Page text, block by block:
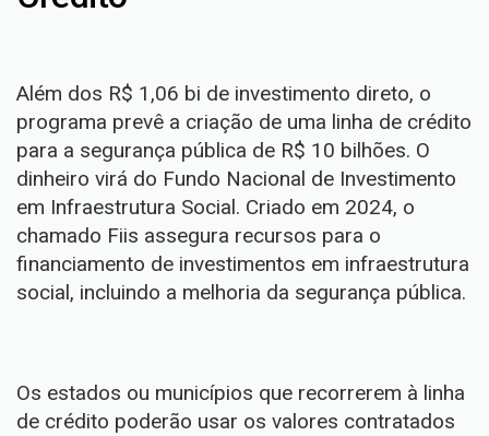
Além dos R$ 1,06 bi de investimento direto, o
programa prevê a criação de uma linha de crédito
para a segurança pública de R$ 10 bilhões. O
dinheiro virá do Fundo Nacional de Investimento
em Infraestrutura Social. Criado em 2024, o
chamado Fiis assegura recursos para o
financiamento de investimentos em infraestrutura
social, incluindo a melhoria da segurança pública.
Os estados ou municípios que recorrerem à linha
de crédito poderão usar os valores contratados